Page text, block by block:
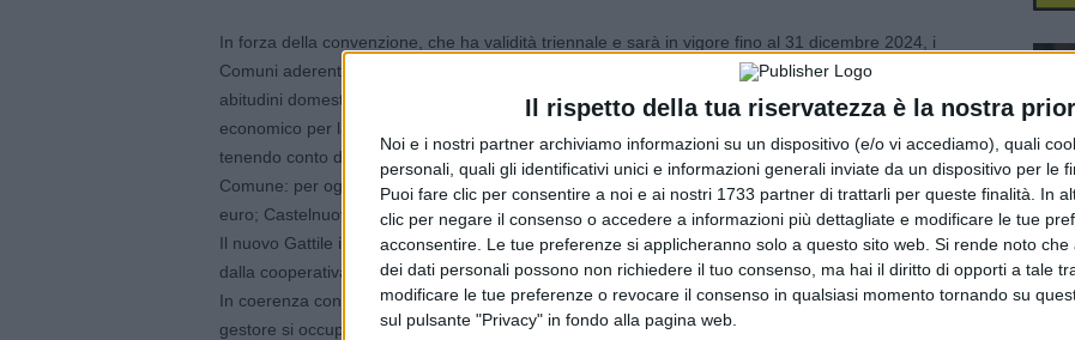
Il rispetto della tua riservatezza è la nostra
Noi e i nostri partner archiviamo informazioni su un dispositivo (e/o vi accediamo), quali
personali, quali gli identificativi unici e informazioni generali inviate da un dispositivo per le
Puoi fare clic per consentire a noi e ai nostri 1733 partner di trattarli per queste finalità. In
clic per negare il consenso o accedere a informazioni più dettagliate e modificare le tue
acconsentire. Le tue preferenze si applicheranno solo a questo sito web. Si rende noto
dei dati personali possono non richiedere il tuo consenso, ma hai il diritto di opporti a tale
modificare le tue preferenze o revocare il consenso in qualsiasi momento tornando su
sul pulsante "Privacy" in fondo alla pagina web.
In forza della convenzione, che ha validità triennale e sarà in vigore fino al 31 dicembre 2024, i
Comuni aderenti usufruiscono dei servizi di recupero, custodia, cura e sostentamento dei gatti con
abitudini domestiche randagi o rinunciati forniti dal Gattile intercomunale versando un contributo
economico per la sua gestione. La quota di partecipazione a carico di ciascun Comune è definita
tenendo conto della popolazione, della superficie territoriale e del dato storico degli ingressi da ogni
Comune: per ognuno dei tre anni, il Comune di Castelfranco verserà 15.362 euro; Nonantola 7.956
euro; Castelnuovo Rangone 4.275 euro; Bastiglia 1.830 euro.
Il nuovo Gattile intercomunale di strada Pomposiana 292/a, operativo dall’inizio del 2022, è gestito
dalla cooperativa sociale Caleidos in collaborazione con i volontari dell’associazione animalista Oipa.
In coerenza con il progetto di gestione redatto dall’Ufficio diritti animali del Comune di Modena, il
gestore si occupa della gestione ordinaria della struttura garantendo la salute e il benessere degli